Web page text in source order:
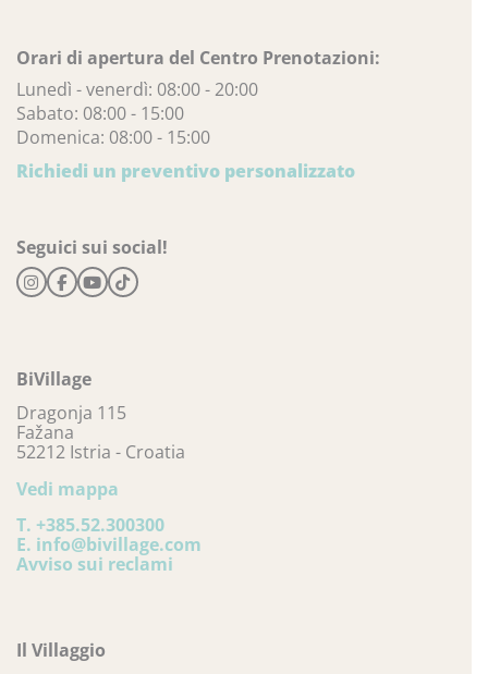
Orari di apertura del Centro Prenotazioni:
Lunedì - venerdì: 08:00 - 20:00
Sabato: 08:00 - 15:00
Domenica: 08:00 - 15:00
Richiedi un preventivo personalizzato
Seguici sui social!
BiVillage
Dragonja 115
Fažana
52212 Istria - Croatia
Vedi mappa
T. +385.52.300300
E. info@bivillage.com
Avviso sui reclami
Il Villaggio